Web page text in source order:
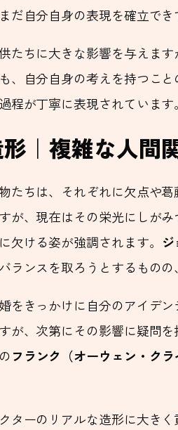
だ自分自身の表現を確立でき
たちに大きな影響を与えま
、自分自身の考えを持つこ
程が丁寧に表現されています。
｜複雑な人間
たちは、それぞれに欠点や
が、現在はその栄光にしが
欠ける姿が強調されます。
ランスを取ろうとするもの
をきっかけに自分のアイデン
が、次第にその影響に疑問
フランク（オーウェン・クラ
ターのリアルな造形に大き